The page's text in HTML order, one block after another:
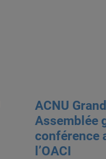
ACNU
Assemblée
conférence
l’OACI